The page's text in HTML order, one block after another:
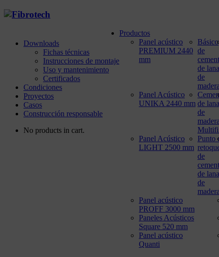
Downloads
Fichas técnicas
Instrucciones de montaje
Uso y mantenimiento
Certificados
Condiciones
Proyectos
Casos
Construcción responsable
No products in cart.
Productos
Panel acústico
PREMIUM 2440
mm
Panel Acústico
UNIKA 2440 mm
Panel Acústico
LIGHT 2500 mm
Panel acústico
PROFF 3000 mm
Paneles Acústicos
Square 520 mm
Panel acústico
Quanti
Básico
de
de lana
de
de lana
de
Punto
de
de lana
de